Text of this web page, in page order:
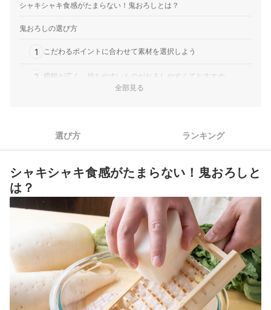
シャキシャキ食感がたまらない！鬼おろしとは？
鬼おろしの選び方
1 こだわるポイントに合わせて素材を選択しよう
2 横幅が広く、持ちやすいものがおろしやすくておすすめ
鬼おろし全19商品おすすめ人気ランキング
鬼おろしの上手な使い方は？洗い方のコツもご紹介
そのほかの調理道具も要チェック
鬼おろしの売れ筋ランキングもチェック！
全部見る
選び方 ランキング
シャキシャキ食感がたまらない！鬼おろしと
は？